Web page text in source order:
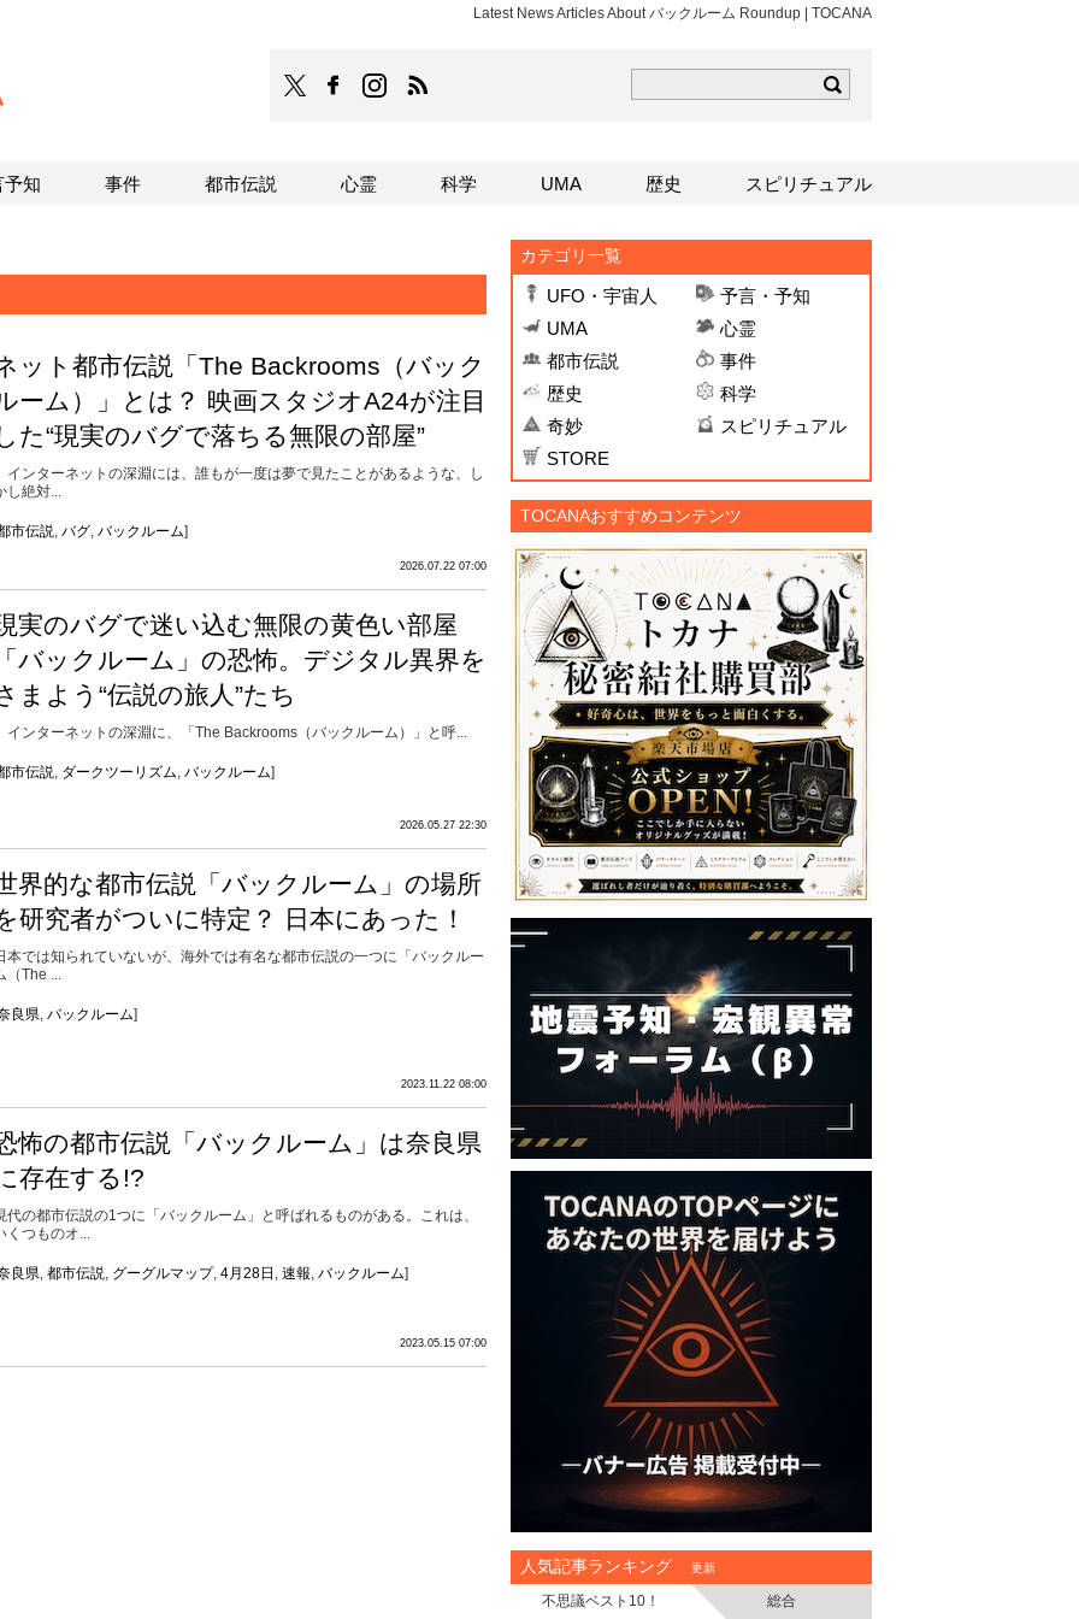
Latest News Articles About バックルーム Roundup | TOCANA
TOCANAのFacebookはこちら
TOCANAのinstagramはこちら
ット都市伝説「The Backrooms（バック
ーム）」とは？ 映画スタジオA24が注目
た“現実のバグで落ちる無限の部屋”
ンターネットの深淵には、誰もが一度は夢で見たことがあるような、し
し絶対...
市伝説, バグ, バックルーム]
2026.07.22 07:00
実のバグで迷い込む無限の黄色い部屋
バックルーム」の恐怖。デジタル異界を
まよう“伝説の旅人”たち
ンターネットの深淵に、「The Backrooms（バックルーム）」と呼...
市伝説, ダークツーリズム, バックルーム]
2026.05.27 22:30
界的な都市伝説「バックルーム」の場所
研究者がついに特定？ 日本にあった！
本では知られていないが、海外では有名な都市伝説の一つに「バックルー
（The ...
良県, バックルーム]
2023.11.22 08:00
怖の都市伝説「バックルーム」は奈良県
存在する!?
代の都市伝説の1つに「バックルーム」と呼ばれるものがある。これは、
くつものオ...
良県, 都市伝説, グーグルマップ, 4月28日 , 速報, バックルーム]
2023.05.15 07:00
カテゴリ一覧
UFO・宇宙人
予言・予知
UMA
心霊
都市伝説
事件
歴史
科学
奇妙
スピリチュアル
STORE
TOCANAおすすめコンテンツ
人気記事ランキング 更新
不思議ベスト10！ 総合
予知 事件 都市伝説 心霊 科学 UMA 歴史 スピリチュアル